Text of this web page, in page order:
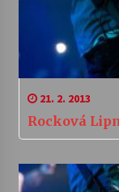
21. 2. 2013
Rocková